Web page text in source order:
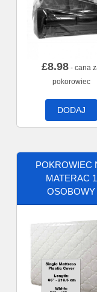
£8.98 - cana
pokorowiec
DODAJ
POKROWIEC
MATERAC 1
OSOBOWY